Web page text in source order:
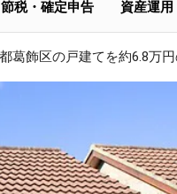
節税・確定申告 資産運用